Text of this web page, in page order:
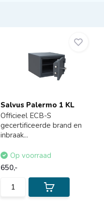
Salvus Palermo 1 KL
Officieel ECB-S
gecertificeerde brand en
inbraak...
Op voorraad
650,-